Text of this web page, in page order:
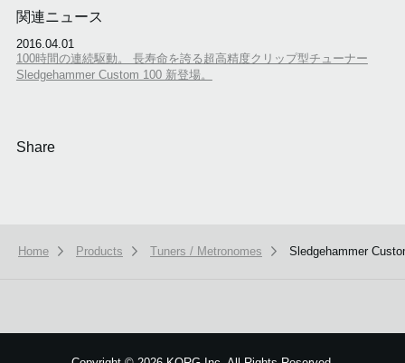
関連ニュース
2016.04.01
100時間の連続駆動。 長寿命を誇る超高精度クリップ型チューナー
Sledgehammer Custom 100 新登場。
Share
Home Products Tuners / Metronomes Sledgehammer
OK